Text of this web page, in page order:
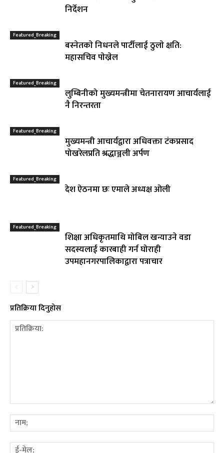
निर्देशन
Featured_Breaking
बस्नेतकाे निधनले पार्टीलाई ठुलाे क्षति:
महासचिव पाेख्रेल
Featured_Breaking
लुम्बिनीको मुख्यमन्त्रीमा चेतनारायण आचार्यलाई
नै निरन्तरता
Featured_Breaking
मुख्यमन्त्री आचार्यद्वारा अधिवक्ता टंकप्रसाद
पोखरेलप्रति श्रद्धाञ्जली अर्पण
Featured_Breaking
देश ऐठनमा छः एमाले अध्यक्ष ओली
Featured_Breaking
शिक्षा अधिकृतमाथि मोबिल खन्याउने वडा
सदस्यलाई कारबाही गर्न घोराही
उपमहानगरपालिकाद्वारा पत्राचार
प्रतिक्रिया दिनुहोस